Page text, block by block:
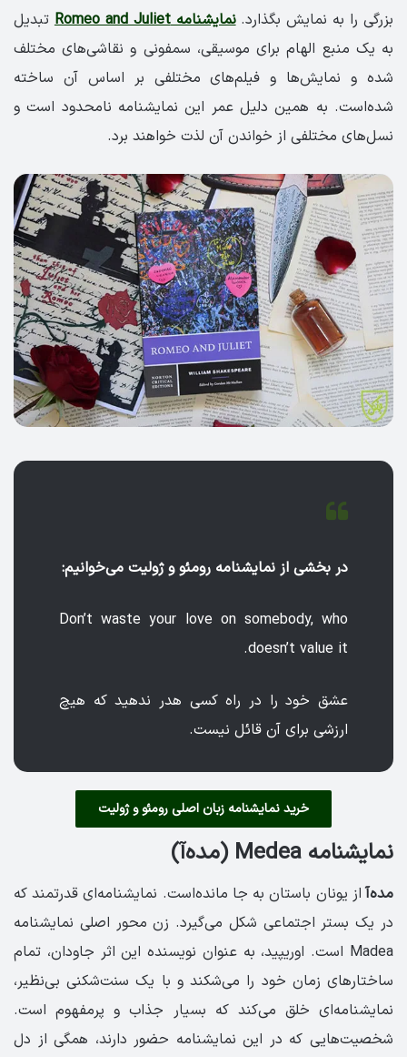
بزرگی را به نمایش بگذارد.نمایشنامه Romeo and Juliet
تبدیل
به یک منبع الهام برای موسیقی، سمفونی و نقاشی‌های مختلف
شده و نمایش‌ها و فیلم‌های مختلفی بر اساس آن ساخته
شده‌است. به همین دلیل عمر این نمایشنامه نامحدود است و
نسل‌های مختلفی از خواندن آن لذت خواهند برد.
در بخشی از نمایشنامه رومئو و ژولیت می‌خوانیم:
Don’t waste your love on somebody, who
doesn’t value it.
عشق خود را در راه کسی هدر ندهید که هیچ
ارزشی برای آن قائل نیست.
خرید نمایشنامه زبان اصلی رومئو و ژولیت
نمایشنامه Medea (مده‌آ)
مده‌آاز یونان باستان به جا مانده‌است. نمایشنامه‌ای قدرتمند که
در یک بستر اجتماعی شکل می‌گیرد. زن محور اصلی نمایشنامه
Madea است. اوریپید، به عنوان نویسنده این اثر جاودان، تمام
ساختارهای زمان خود را می‌شکند و با یک سنت‌شکنی بی‌نظیر،
نمایشنامه‌ای خلق می‌کند که بسیار جذاب و پرمفهوم است.
شخصیت‌هایی که در این نمایشنامه حضور دارند، همگی از دل